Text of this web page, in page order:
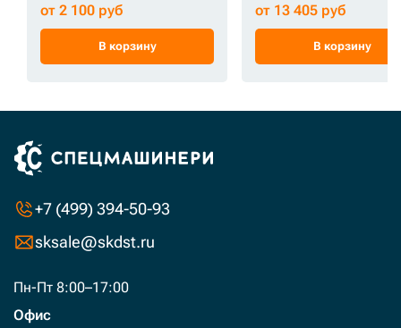
от 2 100 руб
В корзину
от 13 405 руб
В корзину
+7 (499) 394-50-93
sksale@skdst.ru
Пн-Пт 8:00–17:00
Офис